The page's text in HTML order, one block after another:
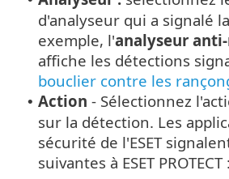
d'analyseur qui a signalé
exemple, l'analyseur
affiche les détections
bouclier contre les
• Action - Sélectionnez
sur la détection. Les
sécurité de l'ESET
suivantes à ESET PROTECT :